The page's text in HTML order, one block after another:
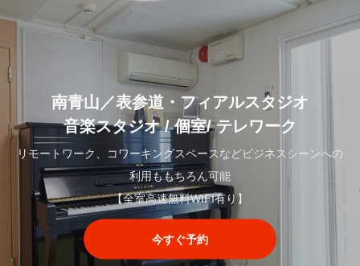
南青山／表参道・フィアルスタジオ
音楽スタジオ / 個室/ テレワーク
リモートワーク、コワーキングスペースなどビジネスシーンへの
利用ももちろん可能
【全室高速無料WIFI有り】
今すぐ予約